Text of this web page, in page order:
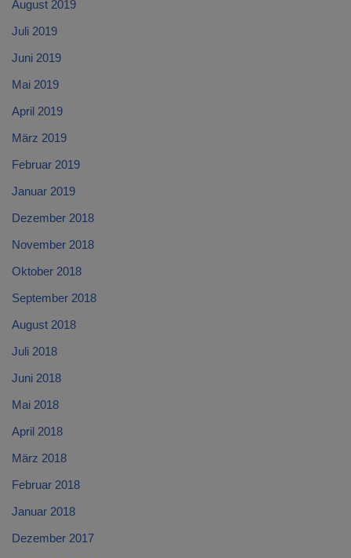
August 2019
Juli 2019
Juni 2019
Mai 2019
April 2019
März 2019
Februar 2019
Januar 2019
Dezember 2018
November 2018
Oktober 2018
September 2018
August 2018
Juli 2018
Juni 2018
Mai 2018
April 2018
März 2018
Februar 2018
Januar 2018
Dezember 2017